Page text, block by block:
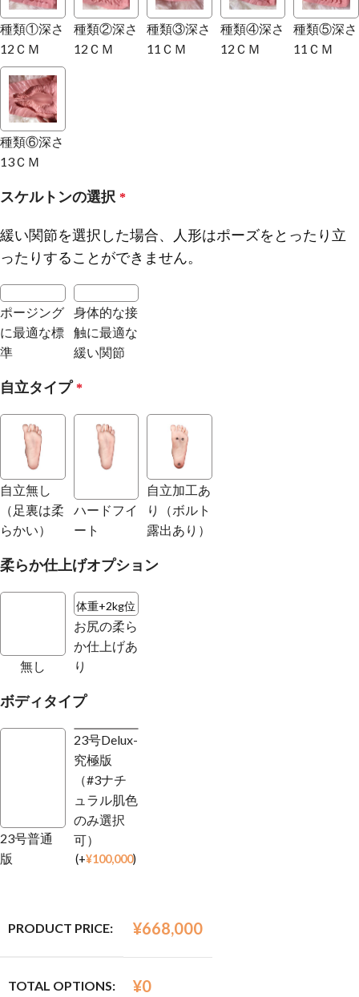
種類①深さ
12ＣＭ
種類②深さ
12ＣＭ
種類③深さ
11ＣＭ
種類④深さ
12ＣＭ
種類⑤深さ
11ＣＭ
種類⑥深さ
13ＣＭ
スケルトンの選択 *
緩い関節を選択した場合、人形はポーズをとったり立
ったりすることができません。
ポージング
に最適な標
準
身体的な接
触に最適な
緩い関節
自立タイプ *
自立無し
（足裏は柔
らかい）
ハードフイ
ート
自立加工あ
り（ボルト
露出あり）
柔らか仕上げオプション
無し
体重+2kg位
お尻の柔ら
か仕上げあ
り
ボディタイプ
23号普通
版
23号Delux-
究極版
（#3ナチ
ュラル肌色
のみ選択
可）
(+¥100,000)
PRODUCT PRICE: ¥668,000
TOTAL OPTIONS: ¥0